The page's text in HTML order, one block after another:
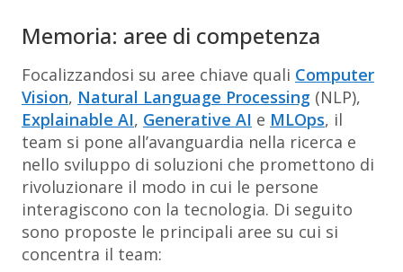
Memoria: aree di competenza
Focalizzandosi su aree chiave quali Computer
Vision, Natural Language Processing (NLP),
Explainable AI, Generative AI e MLOps, il
team si pone all’avanguardia nella ricerca e
nello sviluppo di soluzioni che promettono di
rivoluzionare il modo in cui le persone
interagiscono con la tecnologia. Di seguito
sono proposte le principali aree su cui si
concentra il team: